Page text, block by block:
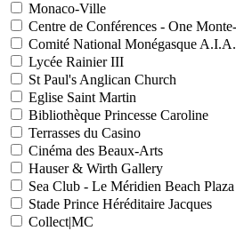
Monaco-Ville
Centre de Conférences - One
Comité National Monégasque
Lycée Rainier III
St Paul's Anglican Church
Eglise Saint Martin
Bibliothèque Princesse Caroline
Terrasses du Casino
Cinéma des Beaux-Arts
Hauser & Wirth Gallery
Sea Club - Le Méridien Beach Plaza
Stade Prince Héréditaire Jacques
Collect|MC